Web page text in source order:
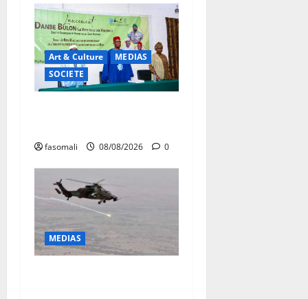
Art & Culture
MEDIAS
SOCIETE
fasomali 08/08/2026 0
MEDIAS